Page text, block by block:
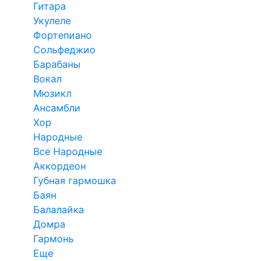
Гитара
Укулеле
Фортепиано
Сольфеджио
Барабаны
Вокал
Мюзикл
Ансамбли
Хор
Народные
Все Народные
Аккордеон
Губная гармошка
Баян
Балалайка
Домра
Гармонь
Еще